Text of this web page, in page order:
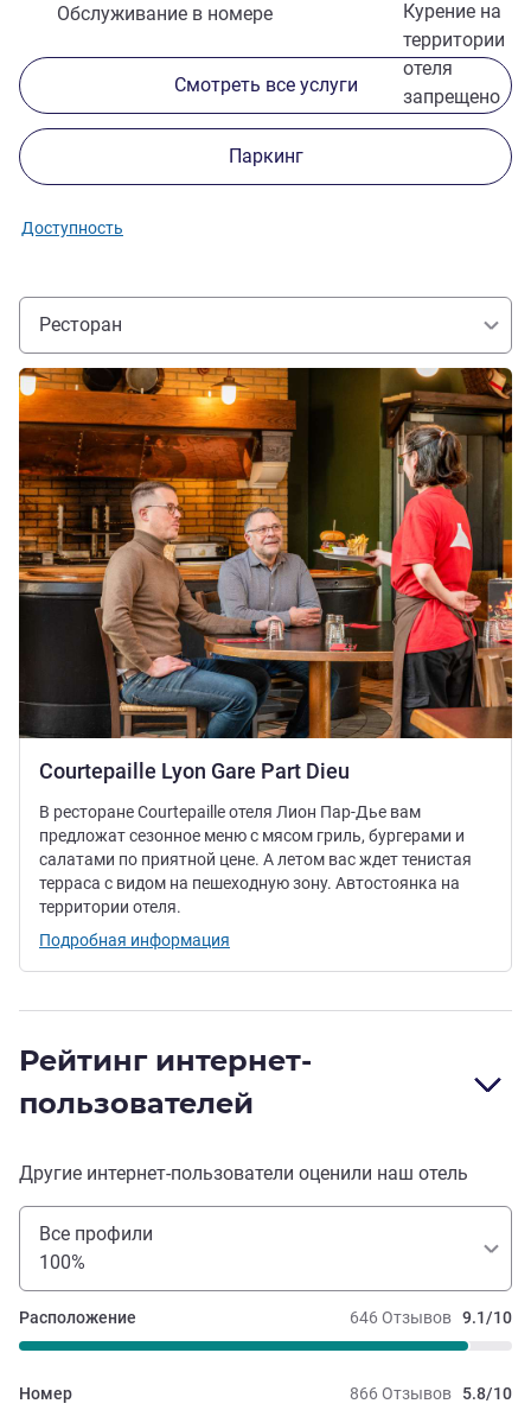
Курение на
территории
отеля
запрещено
Обслуживание в номере
Смотреть все услуги
Паркинг
Доступность
Ресторан
Courtepaille Lyon Gare Part Dieu
Подробная информация
В ресторане Courtepaille отеля Лион Пар-Дье вам
предложат сезонное меню с мясом гриль, бургерами и
салатами по приятной цене. А летом вас ждет тенистая
терраса с видом на пешеходную зону. Автостоянка на
территории отеля.
Подробная информация
Рейтинг интернет-
пользователей
Другие интернет-пользователи оценили наш отель
Все профили
100%
646 Отзывов 9.1/10
Расположение
866 Отзывов 5.8/10
Номер